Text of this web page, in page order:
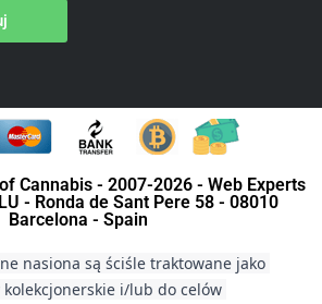
Cannabis - 2007-2026 - Web Experts
- Ronda de Sant Pere 58 - 08010
Barcelona - Spain
nasiona są ściśle traktowane jako
i/lub do celów